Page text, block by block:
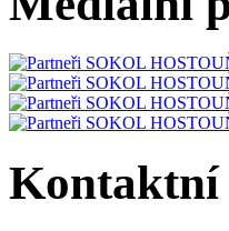
Kontaktní